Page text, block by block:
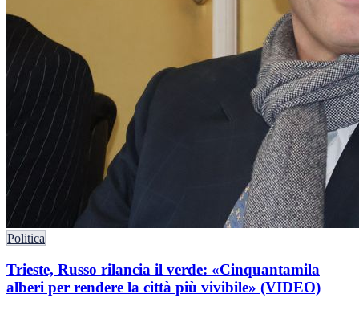
Politica
Trieste, Russo rilancia il verde: «Cinquantamila
alberi per rendere la città più vivibile» (VIDEO)